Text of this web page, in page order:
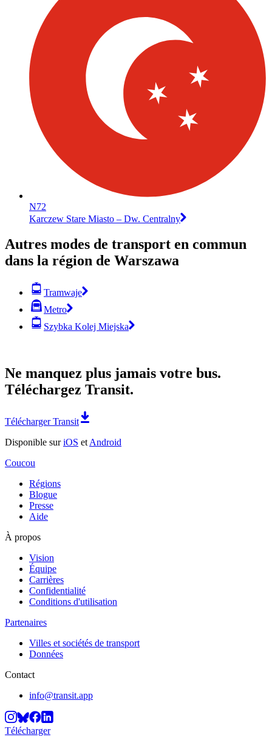
N72
Karczew Stare Miasto – Dw. Centralny
Autres modes de transport en commun
dans la région de Warszawa
Tramwaje
Metro
Szybka Kolej Miejska
Ne manquez plus jamais votre bus.
Téléchargez Transit.
Télécharger Transit
Disponible suriOS et Android
Coucou
Régions
Blogue
Presse
Aide
À propos
Vision
Équipe
Carrières
Confidentialité
Conditions d'utilisation
Partenaires
Villes et sociétés de transport
Données
Contact
info@transit.app
Télécharger